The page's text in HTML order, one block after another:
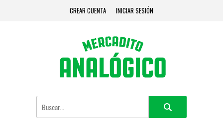
CREAR CUENTA INICIAR SESIÓN